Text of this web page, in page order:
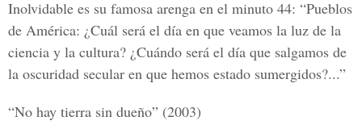
Inolvidable es su famosa arenga en el minuto 44: “Pueblos
de América: ¿Cuál será el día en que veamos la luz de la
ciencia y la cultura? ¿Cuándo será el día que salgamos de
la oscuridad secular en que hemos estado sumergidos?...”
“No hay tierra sin dueño” (2003)